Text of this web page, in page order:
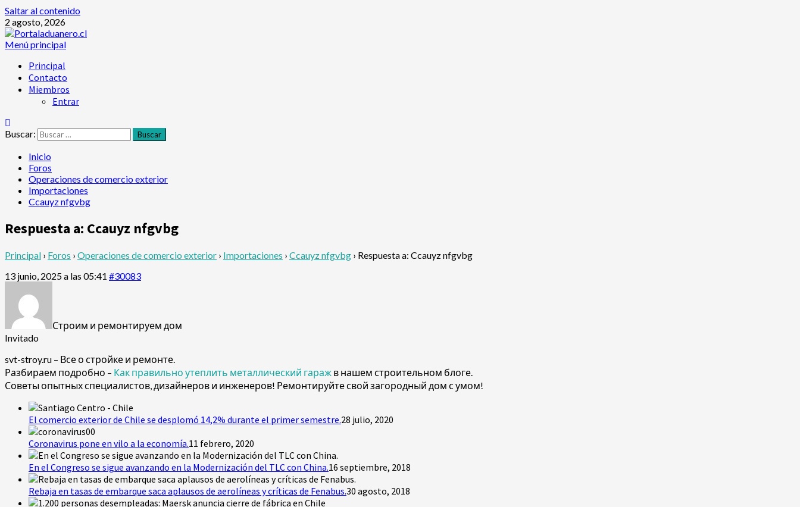
Saltar al contenido
2 agosto, 2026
Menú principal
Principal
Contacto
Miembros
Entrar
Buscar:
Inicio
Foros
Operaciones de comercio exterior
Importaciones
Ccauyz nfgvbg
Respuesta a: Ccauyz nfgvbg
Principal › Foros › Operaciones de comercio exterior › Importaciones › Ccauyz nfgvbg › Respuesta a: Ccauyz nfgvbg
13 junio, 2025 a las 05:41 #30083
Строим и ремонтируем дом
Invitado
svt-stroy.ru – Все о стройке и ремонте.
Разбираем подробно – Как правильно утеплить металлический гараж в нашем строительном блоге.
Советы опытных специалистов, дизайнеров и инженеров! Ремонтируйте свой загородный дом с умом!
El comercio exterior de Chile se desplomó 14,2% durante el primer semestre.28 julio, 2020
Coronavirus pone en vilo a la economía.11 febrero, 2020
En el Congreso se sigue avanzando en la Modernización del TLC con China.16 septiembre, 2018
Rebaja en tasas de embarque saca aplausos de aerolíneas y críticas de Fenabus.30 agosto, 2018